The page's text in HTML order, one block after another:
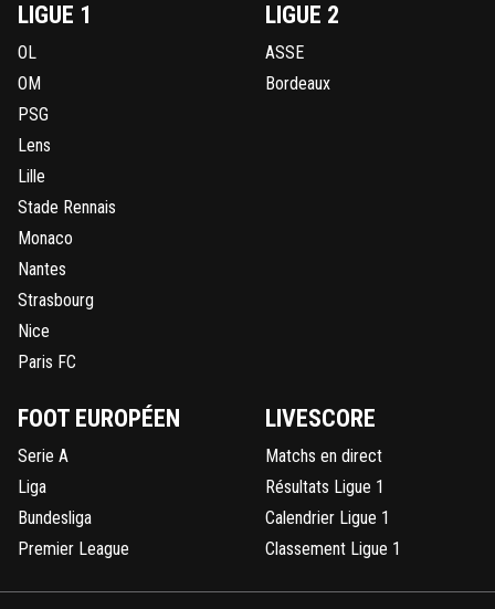
LIGUE 1
OL
OM
PSG
Lens
Lille
Stade Rennais
Monaco
Nantes
Strasbourg
Nice
Paris FC
LIGUE 2
ASSE
Bordeaux
FOOT EUROPÉEN
Serie A
Liga
Bundesliga
Premier League
LIVESCORE
Matchs en direct
Résultats Ligue 1
Calendrier Ligue 1
Classement Ligue 1